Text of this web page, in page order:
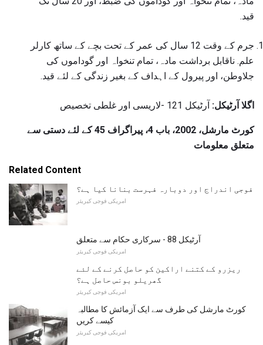
قید.
جرم کے وقت 12 سال کی عمر کے تحت بچے کے ساتھ کارلر
علم. ناقابل برداشت مادہ، تمام تنخواہ اور گوداموں کی
جلاوطن، اور پیرول کے اہداف کے بغیر زندگی کے لئے قید.
اگلا آرٹیکل: آرٹیکل 121 -لاریسی اور غلطی تخصیص
کورٹ مارشل، 2002، باب 4، پیراگراف 45 کے لئے دستی سے
متعلق معلومات
Related Content
فوجی اندراج اور دوبارہ فہرست بنانا کیا ہے؟
امریکی فوجی کیریئر
آرٹیکل 88 - سرکاری حکام سے متعلق
امریکی فوجی کیریئر
ریزرو کے کتنے اراکین کو حاصل کرنے کے لئے
گھریلو بونس حاصل ہے؟
امریکی فوجی کیریئر
کورٹ مارشل کی طرف سے ایک آزمائش کا مطالبہ
کیسے کریں
امریکی فوجی کیریئر